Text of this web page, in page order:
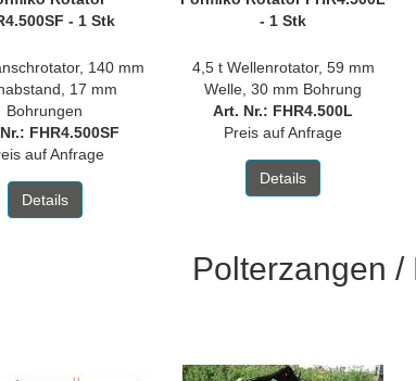
- 1 Stk
140 mm
17 mm
Bohrungen
FHR4.500SF
auf Anfrage
Details
- 1 Stk
4,5 t Wellenrotator, 59 mm
Welle, 30 mm Bohrung
Art. Nr.: FHR4.500L
Preis auf Anfrage
Details
Polterzangen